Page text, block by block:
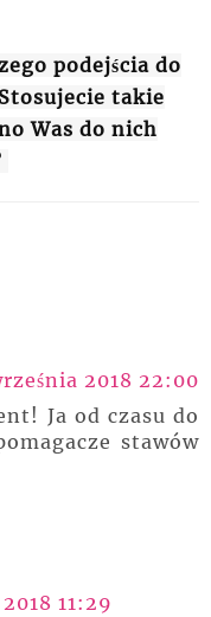
podejścia do
takie
Was do nich
2018 22:00
Ja od czasu do
stawów
11:29